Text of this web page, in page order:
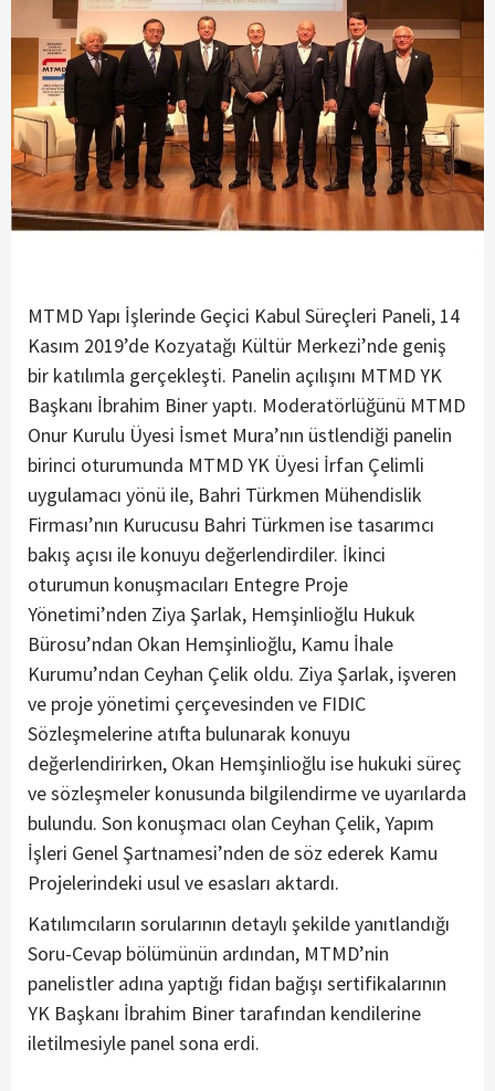
MTMD Yapı İşlerinde Geçici Kabul Süreçleri Paneli, 14
Kasım 2019’de Kozyatağı Kültür Merkezi’nde geniş
bir katılımla gerçekleşti. Panelin açılışını MTMD YK
Başkanı İbrahim Biner yaptı. Moderatörlüğünü MTMD
Onur Kurulu Üyesi İsmet Mura’nın üstlendiği panelin
birinci oturumunda MTMD YK Üyesi İrfan Çelimli
uygulamacı yönü ile, Bahri Türkmen Mühendislik
Firması’nın Kurucusu Bahri Türkmen ise tasarımcı
bakış açısı ile konuyu değerlendirdiler. İkinci
oturumun konuşmacıları Entegre Proje
Yönetimi’nden Ziya Şarlak, Hemşinlioğlu Hukuk
Bürosu’ndan Okan Hemşinlioğlu, Kamu İhale
Kurumu’ndan Ceyhan Çelik oldu. Ziya Şarlak, işveren
ve proje yönetimi çerçevesinden ve FIDIC
Sözleşmelerine atıfta bulunarak konuyu
değerlendirirken, Okan Hemşinlioğlu ise hukuki süreç
ve sözleşmeler konusunda bilgilendirme ve uyarılarda
bulundu. Son konuşmacı olan Ceyhan Çelik, Yapım
İşleri Genel Şartnamesi’nden de söz ederek Kamu
Projelerindeki usul ve esasları aktardı.
Katılımcıların sorularının detaylı şekilde yanıtlandığı
Soru-Cevap bölümünün ardından, MTMD’nin
panelistler adına yaptığı fidan bağışı sertifikalarının
YK Başkanı İbrahim Biner tarafından kendilerine
iletilmesiyle panel sona erdi.